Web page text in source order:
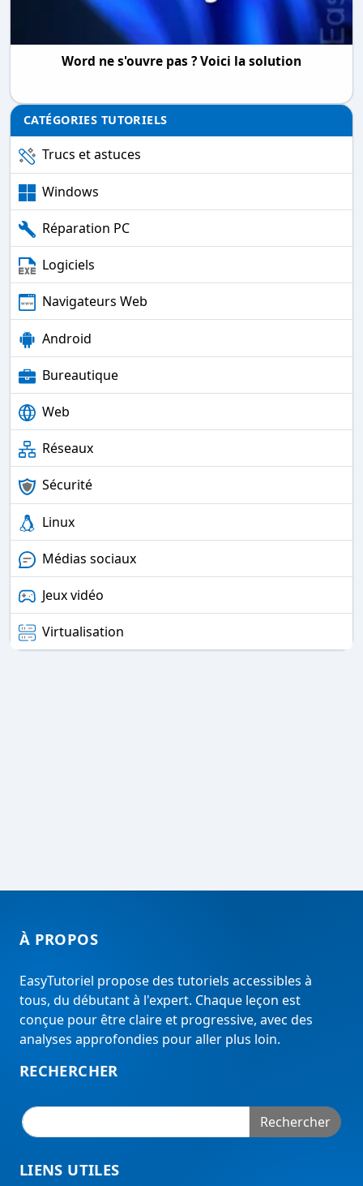
Word ne s'ouvre pas ? Voici la solution
CATÉGORIES TUTORIELS
Trucs et astuces
Windows
Réparation PC
Logiciels
Navigateurs Web
Android
Bureautique
Web
Réseaux
Sécurité
Linux
Médias sociaux
Jeux vidéo
Virtualisation
À PROPOS
EasyTutoriel propose des tutoriels accessibles à
tous, du débutant à l'expert. Chaque leçon est
conçue pour être claire et progressive, avec des
analyses approfondies pour aller plus loin.
RECHERCHER
Rechercher
LIENS UTILES